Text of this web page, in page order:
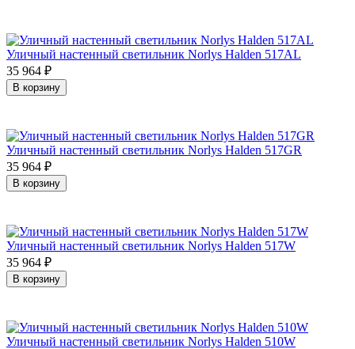
Уличный настенный светильник Norlys Halden 517AL
35 964 ₽
В корзину
Уличный настенный светильник Norlys Halden 517GR
35 964 ₽
В корзину
Уличный настенный светильник Norlys Halden 517W
35 964 ₽
В корзину
Уличный настенный светильник Norlys Halden 510W